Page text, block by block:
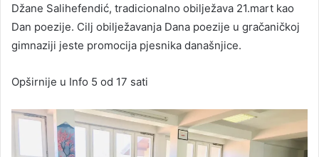
Džane Salihefendić, tradicionalno obilježava 21.mart kao
Dan poezije. Cilj obilježavanja Dana poezije u gračaničkoj
gimnaziji jeste promocija pjesnika današnjice.
Opširnije u Info 5 od 17 sati